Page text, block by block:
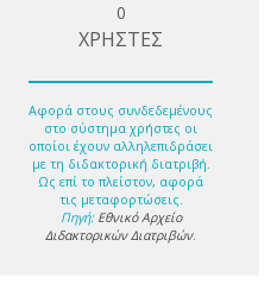
0
ΧΡΗΣΤΕΣ
Αφορά στους συνδεδεμένους
στο σύστημα χρήστες οι
οποίοι έχουν αλληλεπιδράσει
με τη διδακτορική διατριβή.
Ως επί το πλείστον, αφορά
τις μεταφορτώσεις.
Πηγή: Εθνικό Αρχείο
Διδακτορικών Διατριβών.